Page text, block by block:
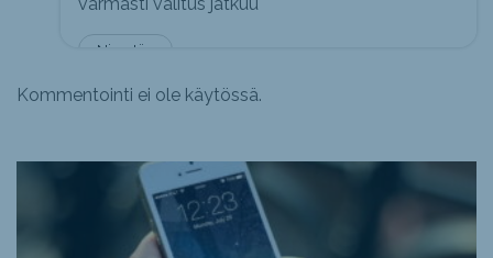
Nimetön
Kommentointi ei ole käytössä.